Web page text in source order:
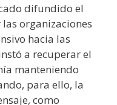
difundido el
organizaciones
hacia las
a recuperar el
manteniendo
para ello, la
como